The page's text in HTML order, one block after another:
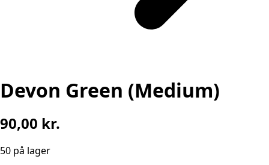
Devon Green (Medium)
90,00 kr.
50 på lager